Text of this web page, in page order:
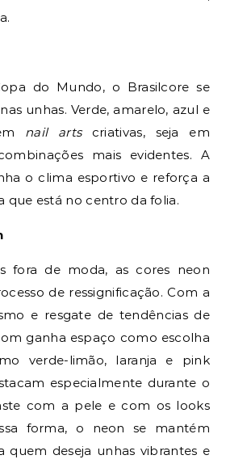
do Mundo, o Brasilcore se
unhas. Verde, amarelo, azul e
nail artscriativas, seja em
mais evidentes. A
o clima esportivo e reforça a
que está no centro da folia.
fora de moda, as cores neon
de ressignificação. Com a
e resgate de tendências de
ganha espaço como escolha
verde-limão, laranja e pink
especialmente durante o
com a pele e com os looks
forma, o neon se mantém
quem deseja unhas vibrantes e